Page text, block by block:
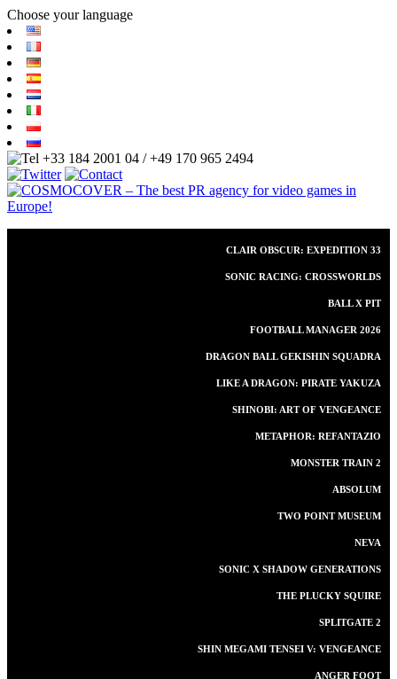
Choose your language
+33 184 2001 04 / +49 170 965 2494
CLAIR OBSCUR: EXPEDITION 33
SONIC RACING: CROSSWORLDS
BALL X PIT
FOOTBALL MANAGER 2026
DRAGON BALL GEKISHIN SQUADRA
LIKE A DRAGON: PIRATE YAKUZA
SHINOBI: ART OF VENGEANCE
METAPHOR: REFANTAZIO
MONSTER TRAIN 2
ABSOLUM
TWO POINT MUSEUM
NEVA
SONIC X SHADOW GENERATIONS
THE PLUCKY SQUIRE
SPLITGATE 2
SHIN MEGAMI TENSEI V: VENGEANCE
ANGER FOOT